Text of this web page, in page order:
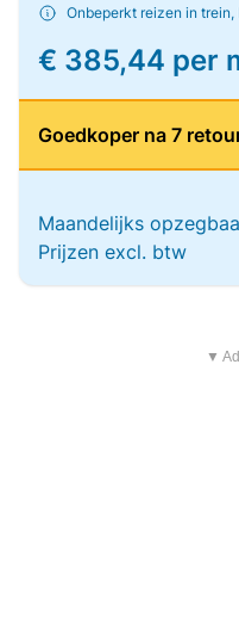
Onbeperkt reizen in trein,
€ 385,44 per
Goedkoper na 7
Maandelijks
Prijzen excl. btw
▼